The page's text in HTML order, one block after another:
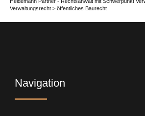
Verwaltungsrecht > öffentliches Baurecht
Navigation